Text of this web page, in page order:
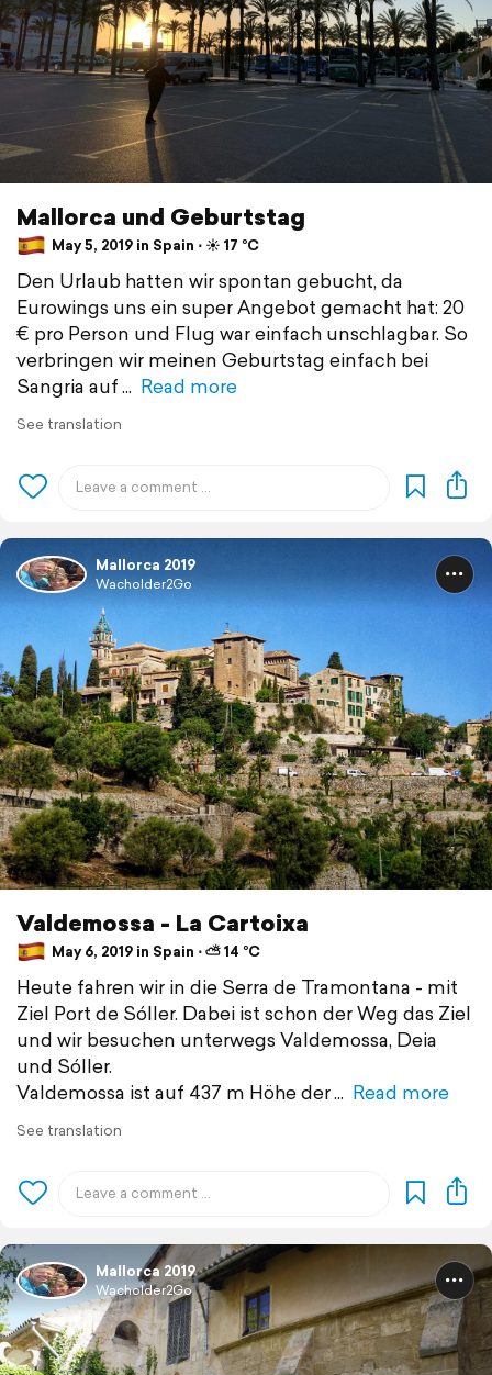
Mallorca und Geburtstag
May 5, 2019 in Spain ⋅ ☀️ 17 °C
Den Urlaub hatten wir spontan gebucht, da
Eurowings uns ein super Angebot gemacht hat: 20
€ pro Person und Flug war einfach unschlagbar. So
verbringen wir meinen Geburtstag einfach bei
Sangria auf
Read more
See translation
Mallorca 2019
Wacholder2Go
Valdemossa - La Cartoixa
May 6, 2019 in Spain ⋅ ⛅ 14 °C
Heute fahren wir in die Serra de Tramontana - mit
Ziel Port de Sóller. Dabei ist schon der Weg das Ziel
und wir besuchen unterwegs Valdemossa, Deia
und Sóller.
Valdemossa ist auf 437 m Höhe der
Read more
See translation
Mallorca 2019
Wacholder2Go